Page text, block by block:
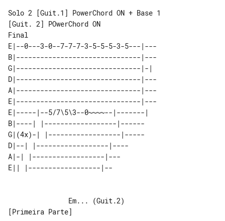
Solo 2 [Guit.1] PowerChord ON + Base 1
[Guit. 2] POwerChord ON
E|--0---3-0--7-7-7-3-5-5-5-3-5---|---
B|-------------------------------|---
G|-------------------------------|-|
D|-------------------------------|---
A|-------------------------------|---
E|-------------------------------|---
E|-----|--5/7\5\3--0~~~~--|-------|
B|----| |------------------|------
G|(4x)-| |------------------|-----
D|--| |------------------|----
A|-| |------------------|---
[Primeira Parte]